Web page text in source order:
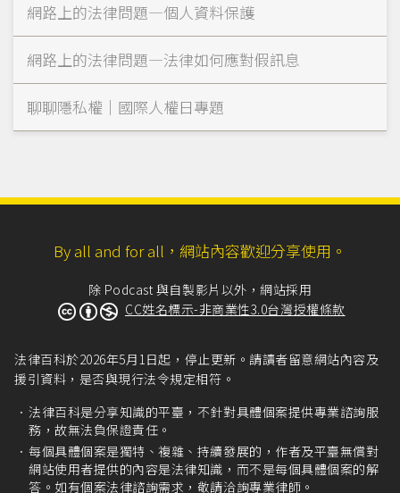
網路上的法律問題—個人資料保護
網路上的法律問題—法律如何應對假訊息
聊聊隱私權｜國際人權日專題
By all and for all，網站內容歡迎分享使用。
除 Podcast 與自製影片以外，網站採用
CC姓名標示-非商業性3.0台灣授權條款
法律百科於2026年5月1日起，停止更新。請讀者留意網站內容及
援引資料，是否與現行法令規定相符。
法律百科是分享知識的平臺，不針對具體個案提供專業諮詢服
務，故無法負保證責任。
每個具體個案是獨特、複雜、持續發展的，作者及平臺無償對
網站使用者提供的內容是法律知識，而不是每個具體個案的解
答。如有個案法律諮詢需求，敬請洽詢專業律師。